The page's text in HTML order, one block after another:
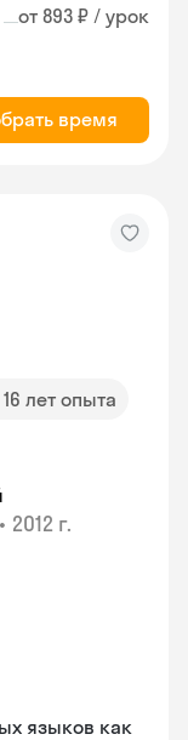
от 893 ₽ / урок
время
16 лет опыта
• 2012 г.
языков как